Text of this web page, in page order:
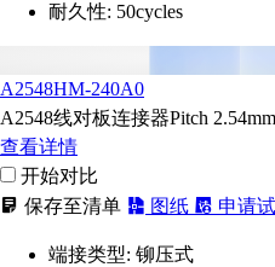
耐久性: 50cycles
A2548HM-240A0
A2548线对板连接器Pitch
查看详情
开始对比
保存至清单
图纸 申请
端接类型: 铆压式